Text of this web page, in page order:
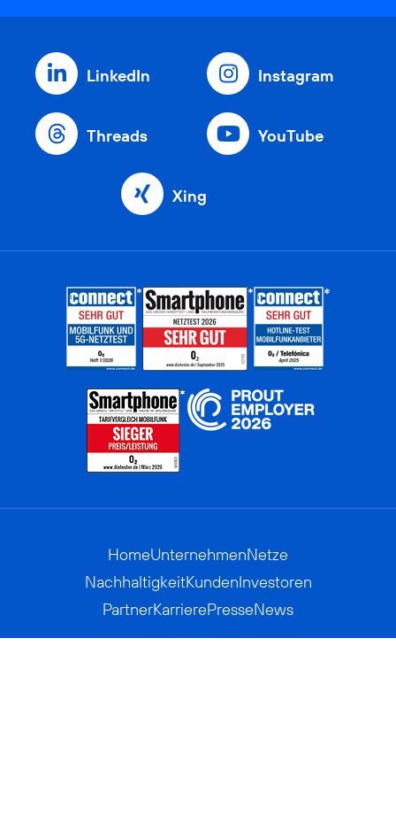
LinkedIn Instagram
Threads YouTube
Xing
HomeUnternehmenNetze
NachhaltigkeitKundenInvestoren
PartnerKarrierePresseNews